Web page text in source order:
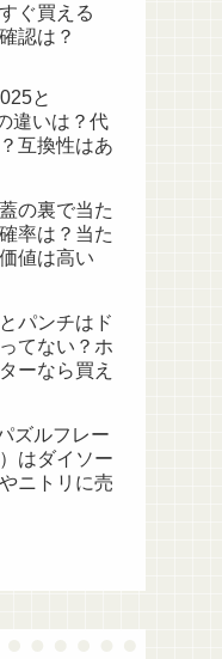
ぐ買える
認は？
と
違いは？代
互換性はあ
の裏で当た
率は？当た
値は高い
パンチはド
てない？ホ
ーなら買え
ズルフレー
はダイソー
ニトリに売